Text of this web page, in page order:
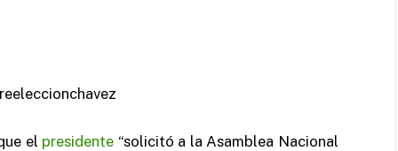
el presidente “solicitó a la Asamblea Nacional